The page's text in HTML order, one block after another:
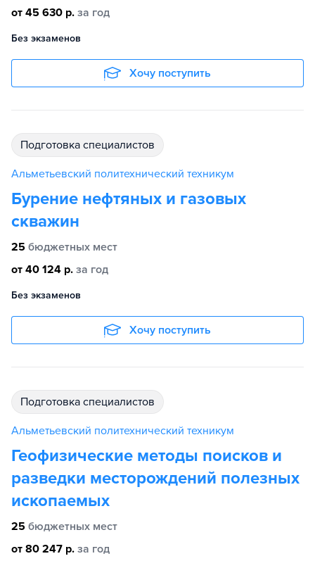
от 45 630 р. за год
Без экзаменов
Хочу поступить
подготовка специалистов
Альметьевский политехнический техникум
Бурение нефтяных и газовых
скважин
25 бюджетных мест
от 40 124 р. за год
Без экзаменов
Хочу поступить
подготовка специалистов
Альметьевский политехнический техникум
Геофизические методы поисков и
разведки месторождений полезных
ископаемых
25 бюджетных мест
от 80 247 р. за год